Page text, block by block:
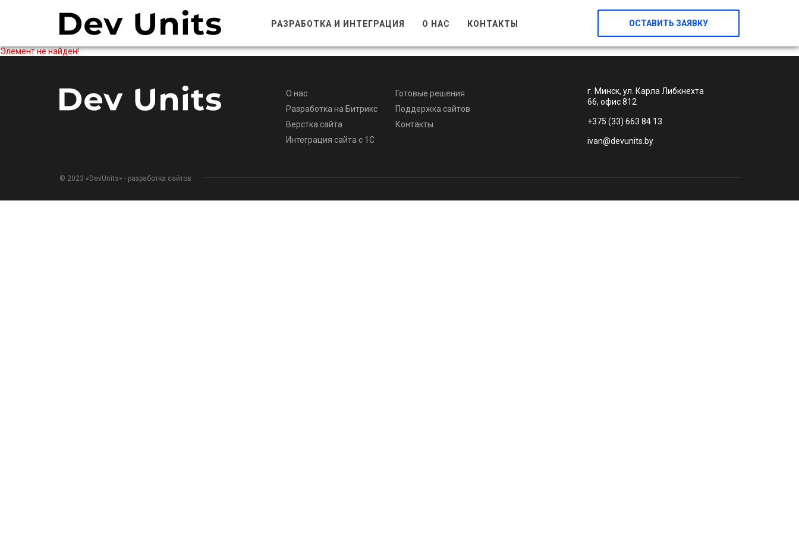
РАЗРАБОТКА И ИНТЕГРАЦИЯ О НАС КОНТАКТЫ ОСТАВИТЬ ЗАЯВКУ
Элемент не найден!
О нас
Разработка на Битрикс
Верстка сайта
Интеграция сайта с 1С
Готовые решения
Поддержка сайтов
Контакты
г. Минск, ул. Карла Либкнехта
66, офис 812
+375 (33) 663 84 13
ivan@devunits.by
© 2023 «DevUnits» - разработка сайтов